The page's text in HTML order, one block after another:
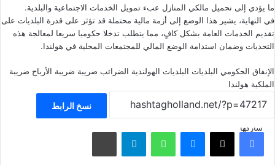
ما يؤدي إلى تحميل مالكي المنازل عبء تمويل الخدمات الاجتماعية والبلدية.
في النهاية، يشير هذا الوضع إلى أزمة مالية محتملة قد تؤثر على قدرة البلديات على
تقديم الخدمات العامة بشكل كافٍ، مما يتطلب تدخلا حكوميا سريعا لمعالجة هذه
التحديات وضمان استدامة الوضع المالي للمجتمعات المحلية في هولندا.
الإنفاق الحكومي البلديات البلديات الهولندية الضرائب ضريبة ضريبة الأرباح ضريبة
الملكية هولندا
نسخ الرابط
شاركهافيسبوك ‫X ماسنجر واتساب تيلقرام مشاركة عبر البريد